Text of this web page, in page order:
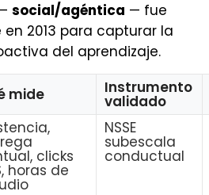
social/agéntica — fue
2013 para capturar la
del aprendizaje.
mide Instrumento
validado
clicks
horas de
NSSE
subescala
conductual